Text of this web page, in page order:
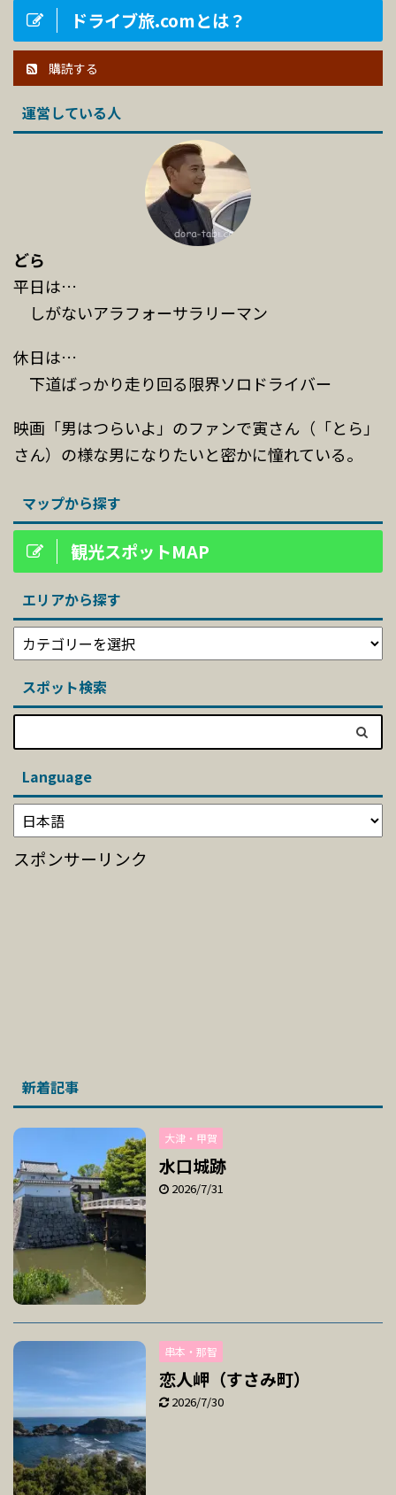
ドライブ旅.comとは？
購読する
運営している人
どら
平日は…
しがないアラフォーサラリーマン
休日は…
下道ばっかり走り回る限界ソロドライバー
映画「男はつらいよ」のファンで寅さん（「とら」
さん）の様な男になりたいと密かに憧れている。
マップから探す
観光スポットMAP
エリアから探す
スポット検索
Language
スポンサーリンク
新着記事
大津・甲賀
水口城跡
2026/7/31
串本・那智
恋人岬（すさみ町）
2026/7/30